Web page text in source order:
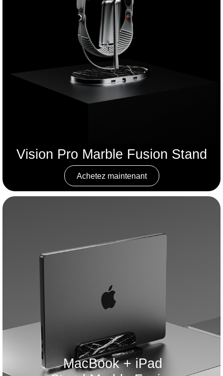
Vision Pro Marble Fusion Stand
Achetez maintenant
MacBook + iPad